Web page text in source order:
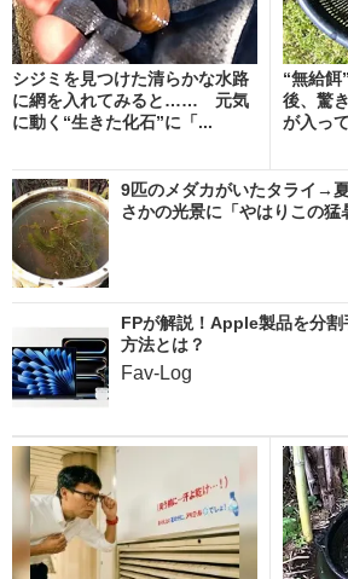
シジミを見つけた清らかな水路
に網を入れてみると…… 元気
に動く“生きた化石”に「...
“無給餌
後、驚
が入っ
9匹のメダカがいたタライ→
さかの光景に「やはりこの
FPが解説！Apple製品を分割
方法とは？
Fav-Log